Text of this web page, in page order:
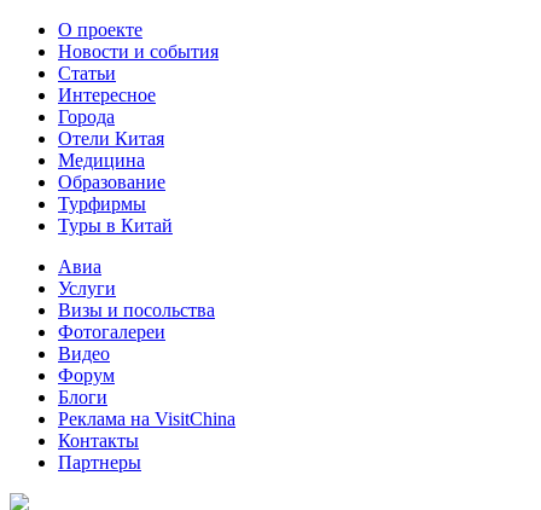
О проекте
Новости и события
Статьи
Интересное
Города
Отели Китая
Медицина
Образование
Турфирмы
Туры в Китай
Авиа
Услуги
Визы и посольства
Фотогалереи
Видео
Форум
Блоги
Реклама на VisitChina
Контакты
Партнеры